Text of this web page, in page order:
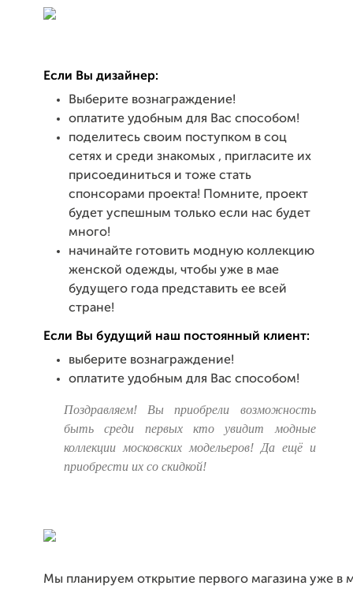
Если Вы дизайнер:
Выберите вознаграждение!
оплатите удобным для Вас способом!
поделитесь своим поступком в соц
сетях и среди знакомых , пригласите их
присоединиться и тоже стать
спонсорами проекта! Помните, проект
будет успешным только если нас будет
много!
начинайте готовить модную коллекцию
женской одежды, чтобы уже в мае
будущего года представить ее всей
стране!
Если Вы будущий наш постоянный клиент:
выберите вознаграждение!
оплатите удобным для Вас способом!
Поздравляем! Вы приобрели возможность
быть среди первых кто увидит модные
коллекции московских модельеров! Да ещё и
приобрести их со скидкой!
Мы планируем открытие первого магазина уже в